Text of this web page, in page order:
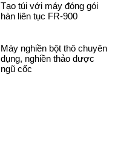
Tạo túi với máy đóng gói
hàn liên tục FR-900
Máy nghiền bột thô chuyên
dụng, nghiền thảo dược
ngũ cốc